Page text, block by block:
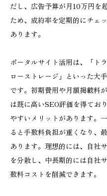
だし、広告予算が月10万円を
ため、成約率を定期的にチェ
あります。
ポータルサイト活用は、「ト
ローストレージ」といった大
です。初期費用や月額掲載料
は既に高いSEO評価を得てお
やすいメリットがあります。
ると手数料負担が重くなり、
あります。理想的には、自社
を分散し、中長期的には自社
数料コストを削減できます。